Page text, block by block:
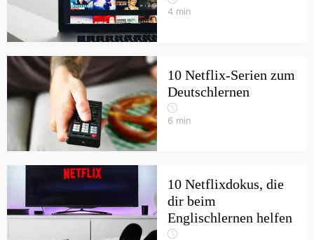
4 min
10 Netflix-Serien zum
Deutschlernen
6 min
10 Netflixdokus, die
dir beim
Englischlernen helfen